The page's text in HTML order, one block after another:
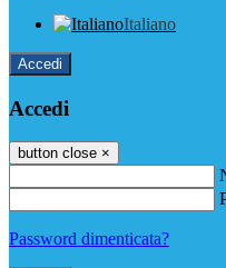
Italiano
Accedi
Accedi
button close ×
Password dimenticata?